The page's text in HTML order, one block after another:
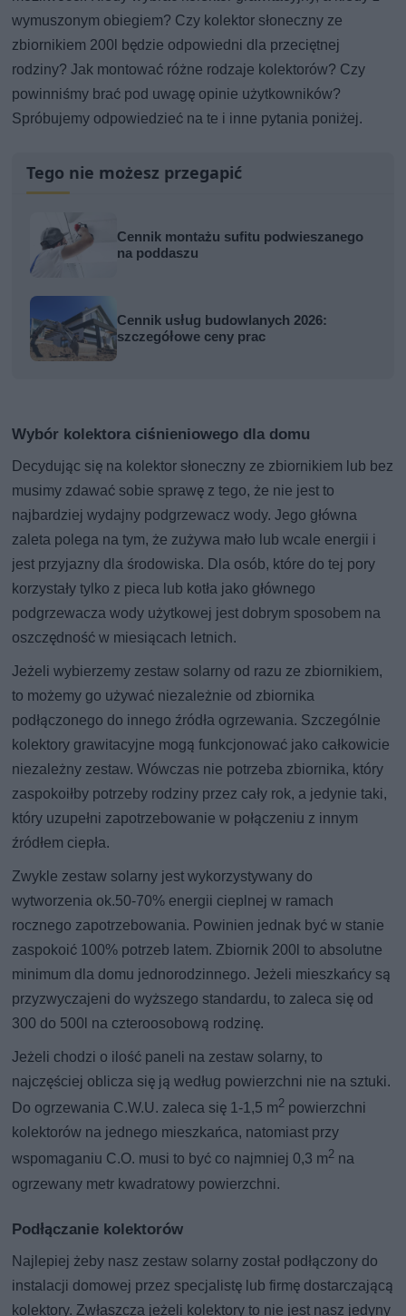
wymuszonym obiegiem? Czy kolektor słoneczny ze
zbiornikiem 200l będzie odpowiedni dla przeciętnej
rodziny? Jak montować różne rodzaje kolektorów? Czy
powinniśmy brać pod uwagę opinie użytkowników?
Spróbujemy odpowiedzieć na te i inne pytania poniżej.
Tego nie możesz przegapić
Cennik montażu sufitu podwieszanego
na poddaszu
Cennik usług budowlanych 2026:
szczegółowe ceny prac
Wybór kolektora ciśnieniowego dla domu
Decydując się na kolektor słoneczny ze zbiornikiem lub bez
musimy zdawać sobie sprawę z tego, że nie jest to
najbardziej wydajny podgrzewacz wody. Jego główna
zaleta polega na tym, że zużywa mało lub wcale energii i
jest przyjazny dla środowiska. Dla osób, które do tej pory
korzystały tylko z pieca lub kotła jako głównego
podgrzewacza wody użytkowej jest dobrym sposobem na
oszczędność w miesiącach letnich.
Jeżeli wybierzemy zestaw solarny od razu ze zbiornikiem,
to możemy go używać niezależnie od zbiornika
podłączonego do innego źródła ogrzewania. Szczególnie
kolektory grawitacyjne mogą funkcjonować jako całkowicie
niezależny zestaw. Wówczas nie potrzeba zbiornika, który
zaspokoiłby potrzeby rodziny przez cały rok, a jedynie taki,
który uzupełni zapotrzebowanie w połączeniu z innym
źródłem ciepła.
Zwykle zestaw solarny jest wykorzystywany do
wytworzenia ok.50-70% energii cieplnej w ramach
rocznego zapotrzebowania. Powinien jednak być w stanie
zaspokoić 100% potrzeb latem. Zbiornik 200l to absolutne
minimum dla domu jednorodzinnego. Jeżeli mieszkańcy są
przyzwyczajeni do wyższego standardu, to zaleca się od
300 do 500l na czteroosobową rodzinę.
Jeżeli chodzi o ilość paneli na zestaw solarny, to
najczęściej oblicza się ją według powierzchni nie na sztuki.
Do ogrzewania C.W.U. zaleca się 1-1,5 m2 powierzchni
kolektorów na jednego mieszkańca, natomiast przy
wspomaganiu C.O. musi to być co najmniej 0,3 m2 na
ogrzewany metr kwadratowy powierzchni.
Podłączanie kolektorów
Najlepiej żeby nasz zestaw solarny został podłączony do
instalacji domowej przez specjalistę lub firmę dostarczającą
kolektory. Zwłaszcza jeżeli kolektory to nie jest nasz jedyny